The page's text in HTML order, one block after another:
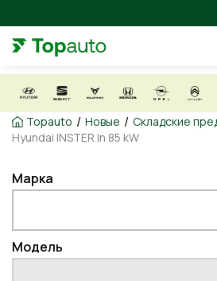
Topauto / Новые / Складские
Hyundai INSTER In 85 kW
Марка
Модель